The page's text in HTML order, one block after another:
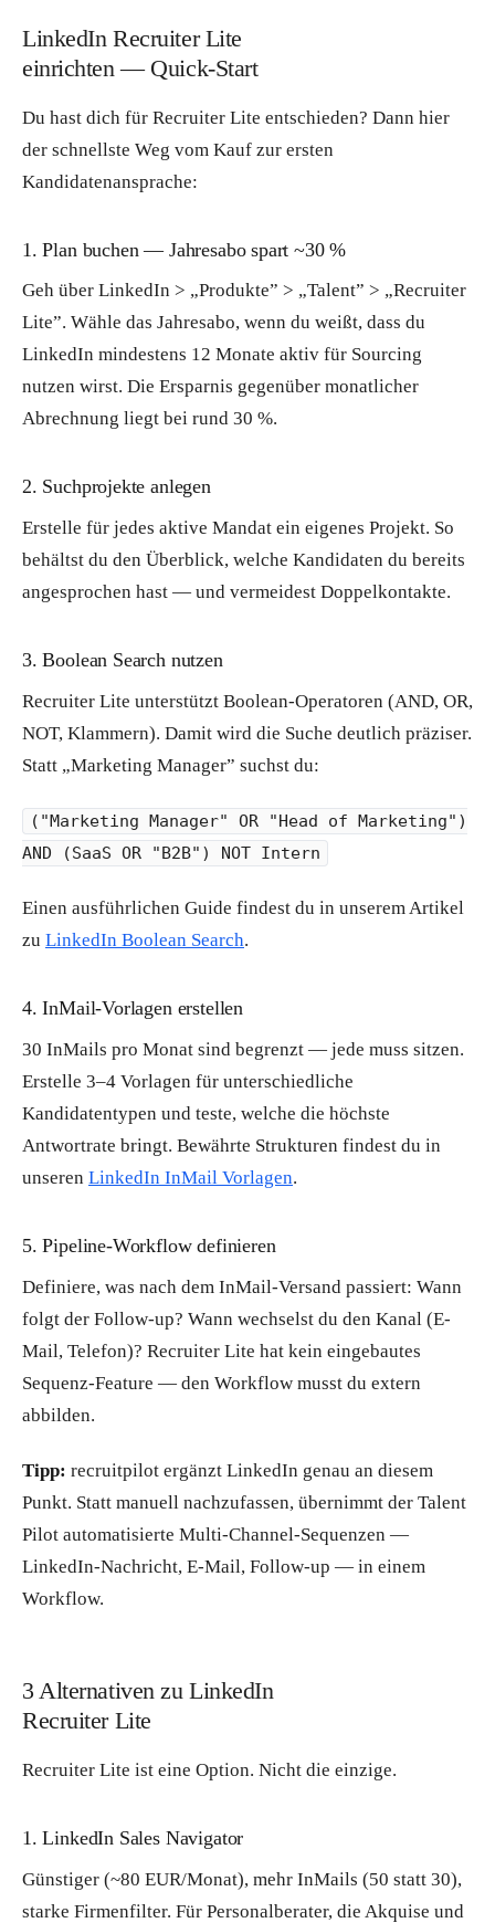
LinkedIn Recruiter Lite
einrichten — Quick-Start
Du hast dich für Recruiter Lite entschieden? Dann hier
der schnellste Weg vom Kauf zur ersten
Kandidatenansprache:
1. Plan buchen — Jahresabo spart ~30 %
Geh über LinkedIn > „Produkte” > „Talent” > „Recruiter
Lite”. Wähle das Jahresabo, wenn du weißt, dass du
LinkedIn mindestens 12 Monate aktiv für Sourcing
nutzen wirst. Die Ersparnis gegenüber monatlicher
Abrechnung liegt bei rund 30 %.
2. Suchprojekte anlegen
Erstelle für jedes aktive Mandat ein eigenes Projekt. So
behältst du den Überblick, welche Kandidaten du bereits
angesprochen hast — und vermeidest Doppelkontakte.
3. Boolean Search nutzen
Recruiter Lite unterstützt Boolean-Operatoren (AND, OR,
NOT, Klammern). Damit wird die Suche deutlich präziser.
Statt „Marketing Manager” suchst du:
("Marketing Manager" OR "Head of Marketing")
AND (SaaS OR "B2B") NOT Intern
Einen ausführlichen Guide findest du in unserem Artikel
zu LinkedIn Boolean Search.
4. InMail-Vorlagen erstellen
30 InMails pro Monat sind begrenzt — jede muss sitzen.
Erstelle 3–4 Vorlagen für unterschiedliche
Kandidatentypen und teste, welche die höchste
Antwortrate bringt. Bewährte Strukturen findest du in
unseren LinkedIn InMail Vorlagen.
5. Pipeline-Workflow definieren
Definiere, was nach dem InMail-Versand passiert: Wann
folgt der Follow-up? Wann wechselst du den Kanal (E-
Mail, Telefon)? Recruiter Lite hat kein eingebautes
Sequenz-Feature — den Workflow musst du extern
abbilden.
Tipp: recruitpilot ergänzt LinkedIn genau an diesem
Punkt. Statt manuell nachzufassen, übernimmt der Talent
Pilot automatisierte Multi-Channel-Sequenzen —
LinkedIn-Nachricht, E-Mail, Follow-up — in einem
Workflow.
3 Alternativen zu LinkedIn
Recruiter Lite
Recruiter Lite ist eine Option. Nicht die einzige.
1. LinkedIn Sales Navigator
Günstiger (~80 EUR/Monat), mehr InMails (50 statt 30),
starke Firmenfilter. Für Personalberater, die Akquise und